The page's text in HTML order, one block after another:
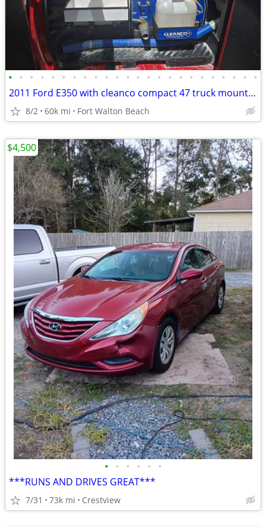
• • • • • • • • • • • • • • • • • • • • • • • •
2011 Ford E350 with cleanco compact 47 truck mount with extractor system
8/2 60k mi Fort Walton Beach
• • • • • •
***RUNS AND DRIVES GREAT***
7/31 73k mi Crestview
$4,500